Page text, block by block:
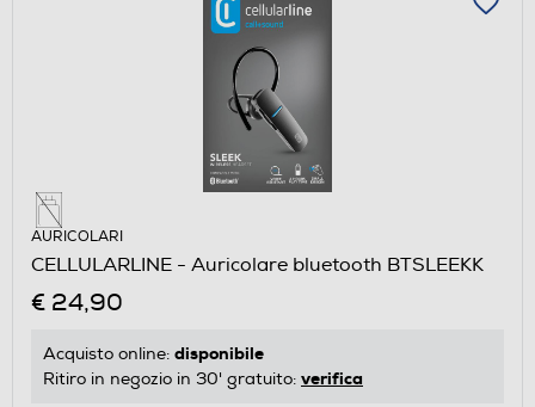
AURICOLARI
CELLULARLINE - Auricolare bluetooth BTSLEEKK
€ 24,90
Acquisto online: disponibile
Ritiro in negozio in 30' gratuito: verifica